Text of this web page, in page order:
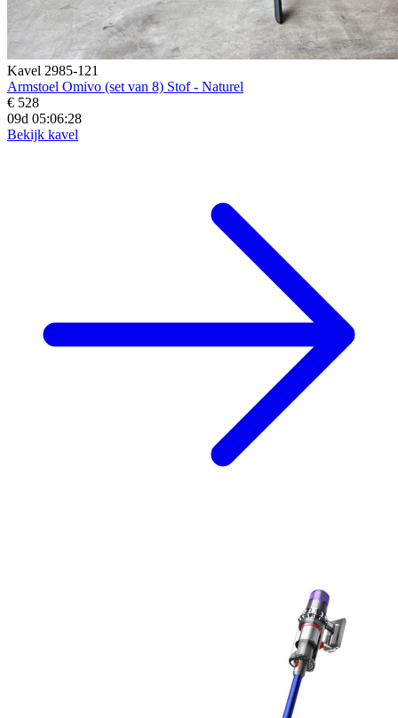
Kavel 2985-121
Armstoel Omivo (set van 8) Stof - Naturel
€ 528
09d 05:06:27
Bekijk kavel